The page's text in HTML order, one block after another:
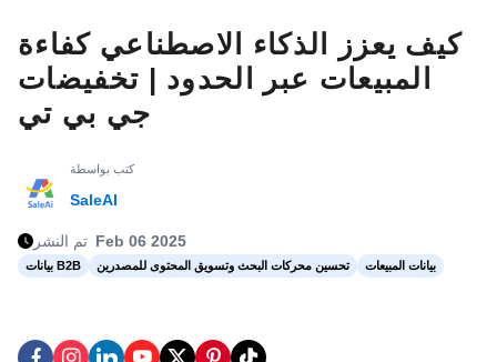
كيف يعزز الذكاء الاصطناعي كفاءة
المبيعات عبر الحدود | تخفيضات
جي بي تي
كتب بواسطة
SaleAI
تم النشر Feb 06 2025
بيانات B2B تحسين محركات البحث وتسويق المحتوى للمصدرين بيانات المبيعات